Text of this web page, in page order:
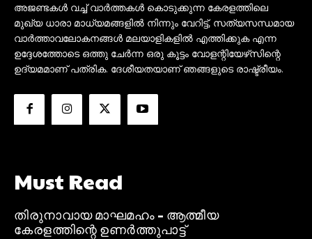
അജണ്ടകൾ വച്ച് വാർത്തകൾ കൊടുക്കുന്ന കേരളത്തിലെ
മുഖ്യ ധാരാ മാധ്യമങ്ങളിൽ നിന്നും വേറിട്ട്, സത്യസന്ധമായ
വാർത്താവലോകനങ്ങൾ മലയാളികളിൽ എത്തിക്കുക എന്ന
ഉദ്ദേശത്തോടെ ഒത്തു ചേർന്ന ഒരു കൂട്ടം വോളന്റിയേഴ്‌സിന്റെ
ഉദ്യമമാണ് പത്രിക. ദേശീയതയാണ് ഞങ്ങളുടെ രാഷ്ട്രീയം.
Must Read
തിരുനാവായ മാഘമഹം – ആത്മീയ
കേരളത്തിന്റെ ഉണർത്തുപാട്ട്